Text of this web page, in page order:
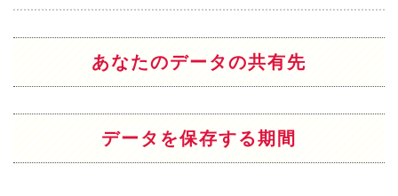
あなたのデータの共有先
データを保存する期間